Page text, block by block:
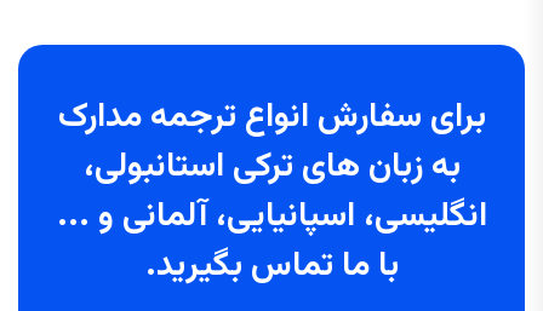
برای سفارش انواع ترجمه مدارک
به زبان های ترکی استانبولی،
انگلیسی، اسپانیایی، آلمانی و ...
با ما تماس بگیرید.